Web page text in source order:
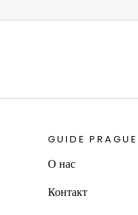
GUIDE PRAGUE
О нас
Контакт